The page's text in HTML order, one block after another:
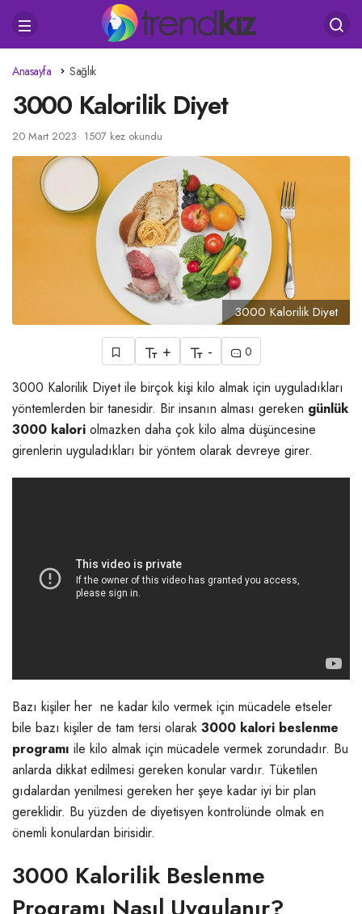
Anasayfa Sağlık
3000 Kalorilik Diyet
20 Mart 2023 1507 kez okundu
3000 Kalorilik Diyet
+ - 0
3000 Kalorilik Diyet ile birçok kişi kilo almak için uyguladıkları
yöntemlerden bir tanesidir. Bir insanın alması gereken günlük
3000 kalori olmazken daha çok kilo alma düşüncesine
girenlerin uyguladıkları bir yöntem olarak devreye girer.
Bazı kişiler her ne kadar kilo vermek için mücadele etseler
bile bazı kişiler de tam tersi olarak 3000 kalori beslenme
programı ile kilo almak için mücadele vermek zorundadır. Bu
anlarda dikkat edilmesi gereken konular vardır. Tüketilen
gıdalardan yenilmesi gereken her şeye kadar iyi bir plan
gereklidir. Bu yüzden de diyetisyen kontrolünde olmak en
önemli konulardan birisidir.
3000 Kalorilik Beslenme